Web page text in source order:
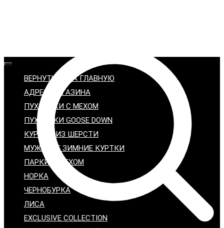
ВЕРНУТЬСЯ НА ГЛАВНУЮ
АДРЕС МАГАЗИНА
ПУХОВИКИ С МЕХОМ
ПУХОВИКИ GOOSE DOWN
КУРТКИ ИЗ ШЕРСТИ
МУЖСКИЕ ЗИМНИЕ КУРТКИ
ПАРКИ С МЕХОМ
НОРКА
ЧЕРНОБУРКА
ЛИСА
EXCLUSIVE COLLECTION